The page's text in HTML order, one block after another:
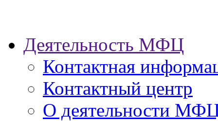
Деятельность МФЦ
Контактная
Контактный центр
О деятельности